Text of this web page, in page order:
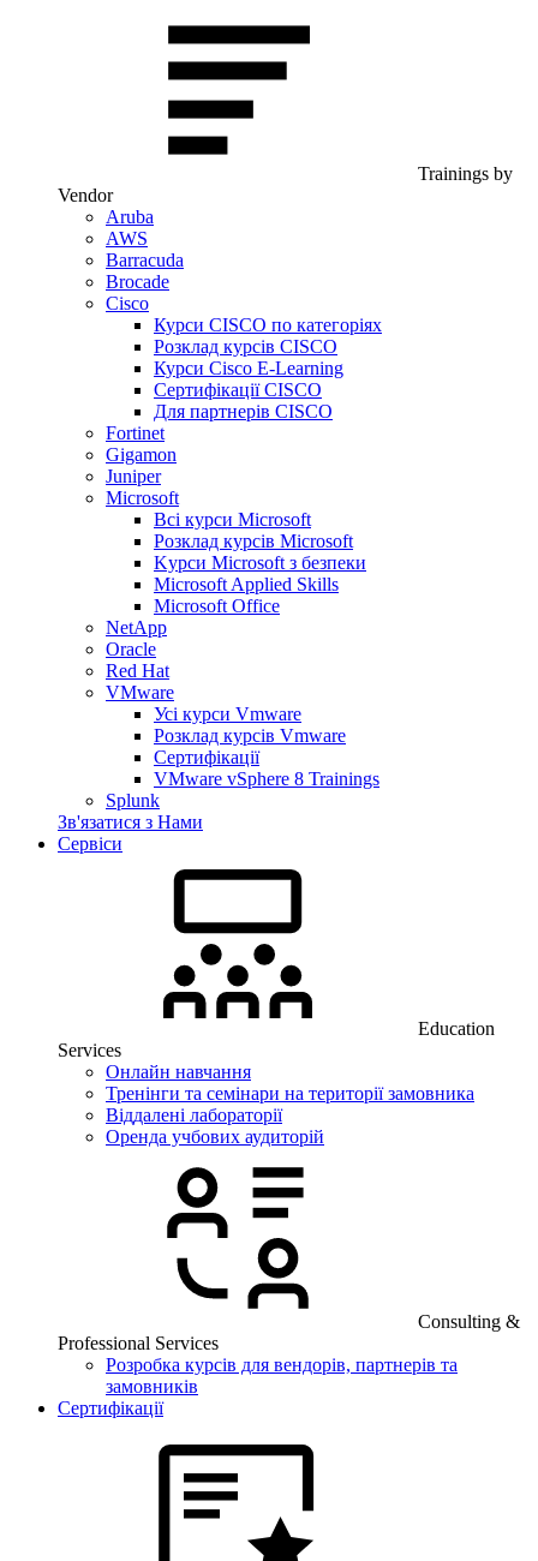
Trainings by
Vendor
Aruba
AWS
Barracuda
Brocade
Cisco
Курси CISCO по категоріях
Розклад курсів CISCO
Курси Cisco E-Learning
Сертифікації CISCO
Для партнерів CISCO
Fortinet
Gigamon
Juniper
Microsoft
Всі курси Microsoft
Розклад курсів Microsoft
Kyрси Microsoft з безпеки
Microsoft Applied Skills
Microsoft Office
NetApp
Oracle
Red Hat
VMware
Усі курси Vmware
Розклад курсів Vmware
Сертифікації
VMware vSphere 8 Trainings
Splunk
Зв'язатися з Нами
Сервіси
Education
Services
Онлайн навчання
Тренінги та семінари на території замовника
Віддалені лабораторії
Оренда учбових аудиторій
Consulting &
Professional Services
Розробка курсів для вендорів, партнерів та
замовників
Сертифікації